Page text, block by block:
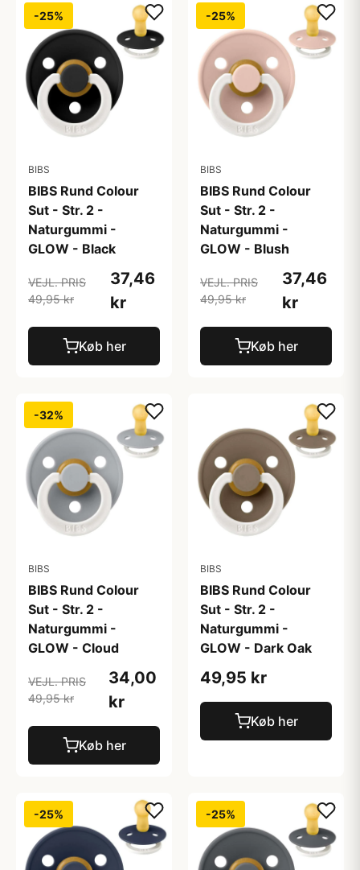
-25%
BIBS
BIBS Rund Colour
Sut - Str. 2 -
Naturgummi -
GLOW - Black
VEJL. PRIS
49,95 kr
37,46
kr
Køb her
-25%
BIBS
BIBS Rund Colour
Sut - Str. 2 -
Naturgummi -
GLOW - Blush
VEJL. PRIS
49,95 kr
37,46
kr
Køb her
-32%
BIBS
BIBS Rund Colour
Sut - Str. 2 -
Naturgummi -
GLOW - Cloud
VEJL. PRIS
49,95 kr
34,00
kr
Køb her
BIBS
BIBS Rund Colour
Sut - Str. 2 -
Naturgummi -
GLOW - Dark Oak
49,95 kr
Køb her
-25% -25%